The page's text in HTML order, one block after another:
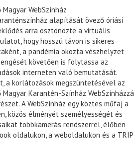
Magyar WebSzínház
alapítását övező óriási
arra ösztönözte a virtuális
hogy hosszú távon is sikeres
a pandémia okozta vészhelyzet
követően is folytassa az
interneten való bemutatását.
a korlátozások megszüntetésével az
Magyar Karantén-Színház WebSzínházzá
A WebSzínház egy köztes műfaj a
közös élményét személyességét és
többkamerás rendszerrel, élőben
oldalukon, a weboldalukon és a TRIP